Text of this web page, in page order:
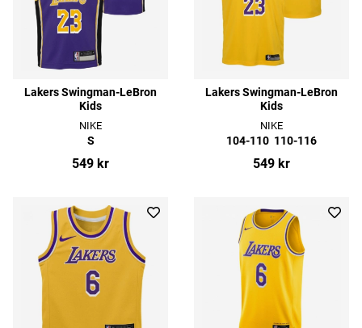
Lakers Swingman-LeBron
Kids
NIKE
S
549 kr
Lakers Swingman-LeBron
Kids
NIKE
104-110 110-116
549 kr